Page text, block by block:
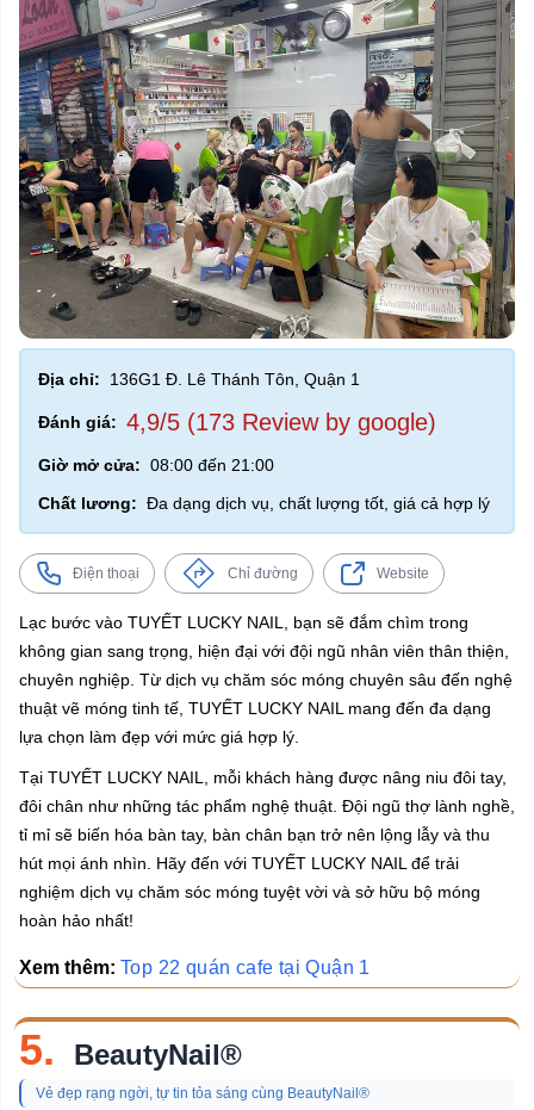
Địa chỉ: 136G1 Đ. Lê Thánh Tôn, Quận 1
Đánh giá: 4,9/5 (173 Review by google)
Giờ mở cửa: 08:00 đến 21:00
Chất lương: Đa dạng dịch vụ, chất lượng tốt, giá cả hợp lý
Điện thoại Chỉ đường Website
Lạc bước vào TUYẾT LUCKY NAIL, bạn sẽ đắm chìm trong
không gian sang trọng, hiện đại với đội ngũ nhân viên thân thiện,
chuyên nghiệp. Từ dịch vụ chăm sóc móng chuyên sâu đến nghệ
thuật vẽ móng tinh tế, TUYẾT LUCKY NAIL mang đến đa dạng
lựa chọn làm đẹp với mức giá hợp lý.
Tại TUYẾT LUCKY NAIL, mỗi khách hàng được nâng niu đôi tay,
đôi chân như những tác phẩm nghệ thuật. Đội ngũ thợ lành nghề,
tỉ mỉ sẽ biến hóa bàn tay, bàn chân bạn trở nên lộng lẫy và thu
hút mọi ánh nhìn. Hãy đến với TUYẾT LUCKY NAIL để trải
nghiệm dịch vụ chăm sóc móng tuyệt vời và sở hữu bộ móng
hoàn hảo nhất!
Xem thêm: Top 22 quán cafe tại Quận 1
5. BeautyNail®️
Vẻ đẹp rạng ngời, tự tin tỏa sáng cùng BeautyNail®️